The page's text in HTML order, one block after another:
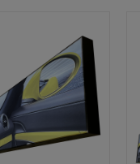
varianter.
De
olika
alternativen
kan
väljas